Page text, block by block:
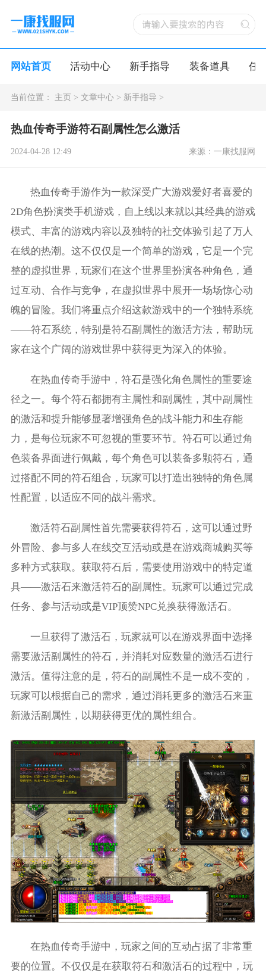
网站首页 活动中心 新手指导 装备道具 任
当前位置： 主页> 文章中心> 新手指导 >
热血传奇手游符石副属性怎么激活
2024-04-28 12:49 来源：一康找服网
热血传奇手游作为一款深受广大游戏爱好者喜爱的
2D角色扮演类手机游戏，自上线以来就以其经典的游戏
模式、丰富的游戏内容以及独特的社交体验引起了万人
在线的热潮。这不仅仅是一个简单的游戏，它是一个完
整的虚拟世界，玩家们在这个世界里扮演各种角色，通
过互动、合作与竞争，在虚拟世界中展开一场场惊心动
魄的冒险。我们将重点介绍这款游戏中的一个独特系统
——符石系统，特别是符石副属性的激活方法，帮助玩
家在这个广阔的游戏世界中获得更为深入的体验。
在热血传奇手游中，符石是强化角色属性的重要途
径之一。每个符石都拥有主属性和副属性，其中副属性
的激活和提升能够显著增强角色的战斗能力和生存能
力，是每位玩家不可忽视的重要环节。符石可以通过角
色装备界面进行佩戴，每个角色可以装备多颗符石，通
过搭配不同的符石组合，玩家可以打造出独特的角色属
性配置，以适应不同的战斗需求。
激活符石副属性首先需要获得符石，这可以通过野
外冒险、参与多人在线交互活动或是在游戏商城购买等
多种方式获取。获取符石后，需要使用游戏中的特定道
具——激活石来激活符石的副属性。玩家可以通过完成
任务、参与活动或是VIP顶赞NPC兑换获得激活石。
一旦获得了激活石，玩家就可以在游戏界面中选择
需要激活副属性的符石，并消耗对应数量的激活石进行
激活。值得注意的是，符石的副属性不是一成不变的，
玩家可以根据自己的需求，通过消耗更多的激活石来重
新激活副属性，以期获得更优的属性组合。
在热血传奇手游中，玩家之间的互动占据了非常重
要的位置。不仅仅是在获取符石和激活石的过程中，玩